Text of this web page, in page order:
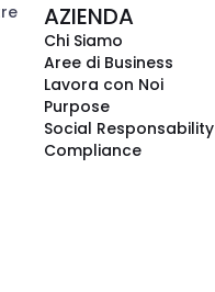
AZIENDA
Chi Siamo
Aree di Business
Lavora con Noi
Purpose
Social Responsability
Compliance